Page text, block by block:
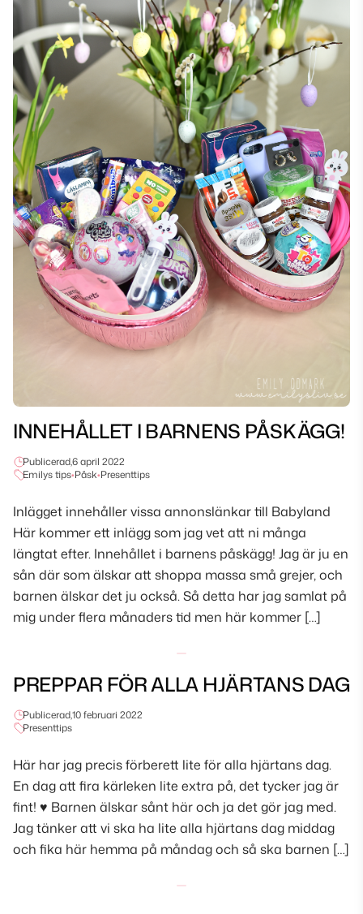
INNEHÅLLET I BARNENS PÅSKÄGG!
Publicerad,6 april 2022
Emilys tips•Påsk•Presenttips
Inlägget innehåller vissa annonslänkar till Babyland
Här kommer ett inlägg som jag vet att ni många
längtat efter. Innehållet i barnens påskägg! Jag är ju en
sån där som älskar att shoppa massa små grejer, och
barnen älskar det ju också. Så detta har jag samlat på
mig under flera månaders tid men här kommer […]
PREPPAR FÖR ALLA HJÄRTANS DAG
Publicerad,10 februari 2022
Presenttips
Här har jag precis förberett lite för alla hjärtans dag.
En dag att fira kärleken lite extra på, det tycker jag är
fint! ♥ Barnen älskar sånt här och ja det gör jag med.
Jag tänker att vi ska ha lite alla hjärtans dag middag
och fika här hemma på måndag och så ska barnen […]